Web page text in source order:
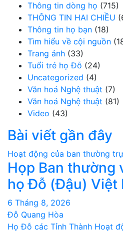
Thông tin dòng họ (715)
THÔNG TIN HAI CHIỀU
Thông tin họ bạn (18)
Tìm hiểu về cội nguồn
Trang ảnh (33)
Tuổi trẻ họ Đỗ (24)
Uncategorized (4)
Văn hoá Nghệ thuật (7)
Văn hoá Nghệ thuật (81)
Video (43)
Bài viết gần đây
Hoạt động của ban thường
Họp Ban thường
họ Đỗ (Đậu) Việt
6 Tháng 8, 2026
Đỗ Quang Hòa
Họ Đỗ các Tỉnh Thành Hoạt